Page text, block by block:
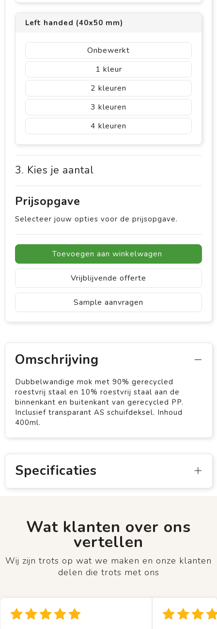
Left handed (40x50 mm)
Onbewerkt
1
2
3
4
3. Kies je aantal
Prijsopgave
Selecteer jouw opties voor de prijsopgave.
Toevoegen aan winkelwagen
Vrijblijvende offerte
Sample aanvragen
Omschrijving
Dubbelwandige mok met 90% gerecycled
roestvrij staal en 10% roestvrij staal aan de
binnenkant en buitenkant van gerecycled PP.
Inclusief transparant AS schuifdeksel. Inhoud
400ml.
Specificaties
Wat klanten over ons
vertellen
Wij zijn trots op wat we maken en onze klanten
delen die trots met ons